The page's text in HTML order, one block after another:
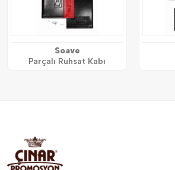
Soave
Parçalı Ruhsat Kabı